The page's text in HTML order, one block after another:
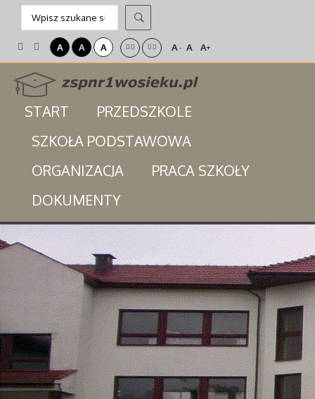
A A A A - A A+
START
PRZEDSZKOLE
SZKOŁA PODSTAWOWA
ORGANIZACJA
PRACA SZKOŁY
DOKUMENTY